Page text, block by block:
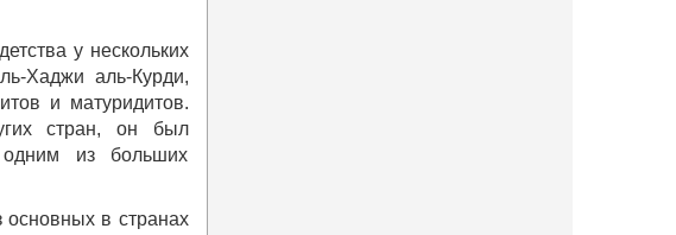
у нескольких
Хаджи аль-Курди,
и матуридитов.
стран, он был
из больших
в странах